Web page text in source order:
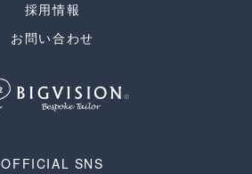
採用情報
お問い合わせ
OFFICIAL SNS